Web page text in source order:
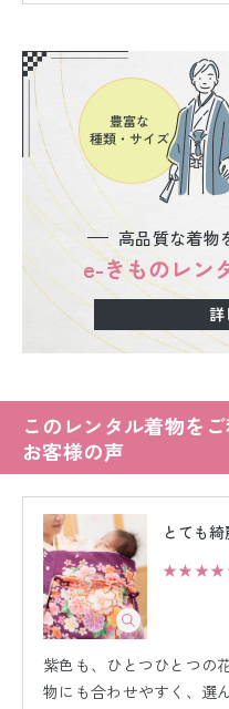
高品質な着物
e-きものレン
詳
このレンタル着物を
お客様の声
とても
紫色も、ひとつひとつの
物にも合わせやすく、選